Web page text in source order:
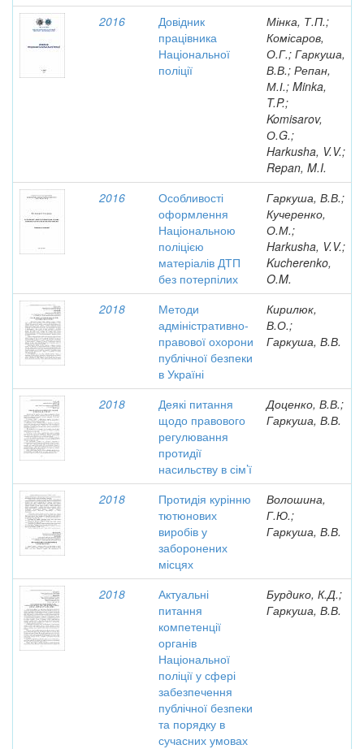
2016
Довідник
працівника
Національної
поліції
Мінка, Т.П.;
Комісаров,
О.Г.; Гаркуша,
В.В.; Репан,
М.І.; Minka,
T.P.;
Komisarov,
О.G.;
Harkusha, V.V.;
Repan, M.I.
2016
Особливості
оформлення
Національною
поліцією
матеріалів ДТП
без потерпілих
Гаркуша, В.В.;
Кучеренко,
О.М.;
Harkusha, V.V.;
Kucherenko,
O.M.
2018
Методи
адміністративно-
правової охорони
публічної безпеки
в Україні
Кирилюк,
В.О.;
Гаркуша, В.В.
2018
Деякі питання
щодо правового
регулювання
протидії
насильству в сім’ї
Доценко, В.В.;
Гаркуша, В.В.
2018
Протидія курінню
тютюнових
виробів у
заборонених
місцях
Волошина,
Г.Ю.;
Гаркуша, В.В.
2018
Актуальні
питання
компетенції
органів
Національної
поліції у сфері
забезпечення
публічної безпеки
та порядку в
сучасних умовах
Бурдико, К.Д.;
Гаркуша, В.В.